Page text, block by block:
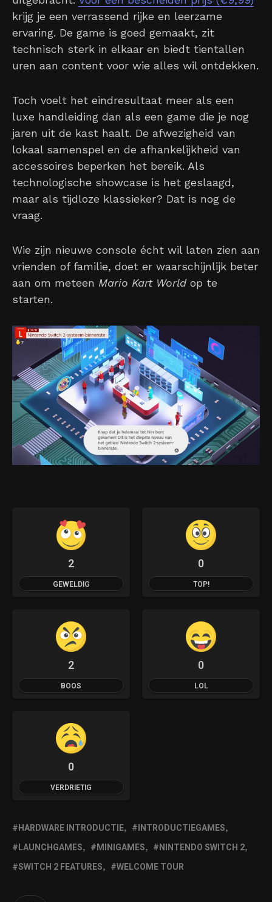
krijg je een verrassend rijke en leerzame
ervaring. De game is goed gemaakt, zit
technisch sterk in elkaar en biedt tientallen
uren aan content voor wie alles wil ontdekken.
Toch voelt het eindresultaat meer als een
luxe handleiding dan als een game die je nog
jaren uit de kast haalt. De afwezigheid van
lokaal samenspel en de afhankelijkheid van
accessoires beperken het bereik. Als
technologische showcase is het geslaagd,
maar als tijdloze klassieker? Dat is nog de
vraag.
Wie zijn nieuwe console écht wil laten zien aan
vrienden of familie, doet er waarschijnlijk beter
aan om meteen Mario Kart Worldop te
starten.
2
GEWELDIG
0
TOP!
2
BOOS
0
LOL
0
VERDRIETIG
HARDWARE INTRODUCTIE
INTRODUCTIEGAMES
LAUNCHGAMES
MINIGAMES
NINTENDO SWITCH 2
SWITCH 2 FEATURES
WELCOME TOUR